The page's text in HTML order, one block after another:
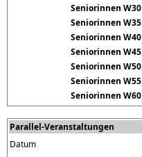
Seniorinnen W30
Seniorinnen W35
Seniorinnen W40
Seniorinnen W45
Seniorinnen W50
Seniorinnen W55
Seniorinnen W60
Parallel-Veranstaltungen
Datum